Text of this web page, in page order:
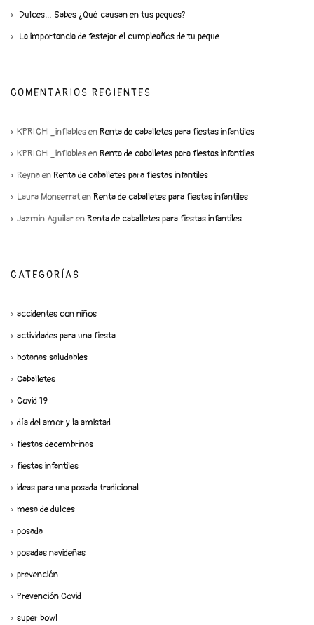
Dulces… Sabes ¿Qué causan en tus peques?
La importancia de festejar el cumpleaños de tu peque
COMENTARIOS RECIENTES
KPRICHI_inflablesenRenta de caballetes para fiestas infantiles
KPRICHI_inflablesenRenta de caballetes para fiestas infantiles
ReynaenRenta de caballetes para fiestas infantiles
Laura MonserratenRenta de caballetes para fiestas infantiles
Jazmin AguilarenRenta de caballetes para fiestas infantiles
CATEGORÍAS
accidentes con niños
actividades para una fiesta
botanas saludables
Caballetes
Covid 19
día del amor y la amistad
fiestas decembrinas
fiestas infantiles
ideas para una posada tradicional
mesa de dulces
posada
posadas navideñas
prevención
Prevención Covid
super bowl